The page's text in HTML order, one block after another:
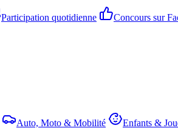
Participation quotidienne Concours sur
Auto, Moto & Mobilité Enfants &